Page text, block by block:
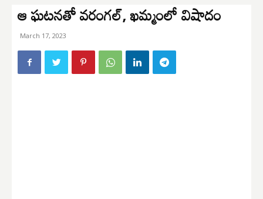
ఆ ఘటనతో వరంగల్, ఖమ్మంలో విషాదం
March 17, 2023